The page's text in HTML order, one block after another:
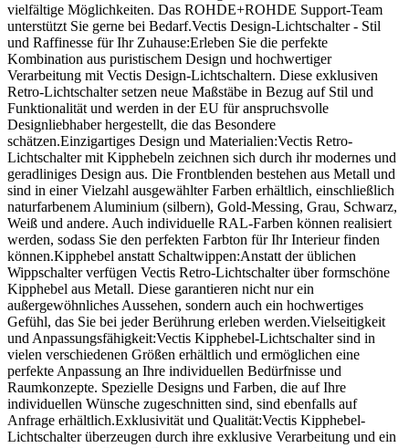
vielfältige Möglichkeiten. Das ROHDE+ROHDE Support-Team
unterstützt Sie gerne bei Bedarf.Vectis Design-Lichtschalter - Stil
und Raffinesse für Ihr Zuhause:Erleben Sie die perfekte
Kombination aus puristischem Design und hochwertiger
Verarbeitung mit Vectis Design-Lichtschaltern. Diese exklusiven
Retro-Lichtschalter setzen neue Maßstäbe in Bezug auf Stil und
Funktionalität und werden in der EU für anspruchsvolle
Designliebhaber hergestellt, die das Besondere
schätzen.Einzigartiges Design und Materialien:Vectis Retro-
Lichtschalter mit Kipphebeln zeichnen sich durch ihr modernes und
geradliniges Design aus. Die Frontblenden bestehen aus Metall und
sind in einer Vielzahl ausgewählter Farben erhältlich, einschließlich
naturfarbenem Aluminium (silbern), Gold-Messing, Grau, Schwarz,
Weiß und andere. Auch individuelle RAL-Farben können realisiert
werden, sodass Sie den perfekten Farbton für Ihr Interieur finden
können.Kipphebel anstatt Schaltwippen:Anstatt der üblichen
Wippschalter verfügen Vectis Retro-Lichtschalter über formschöne
Kipphebel aus Metall. Diese garantieren nicht nur ein
außergewöhnliches Aussehen, sondern auch ein hochwertiges
Gefühl, das Sie bei jeder Berührung erleben werden.Vielseitigkeit
und Anpassungsfähigkeit:Vectis Kipphebel-Lichtschalter sind in
vielen verschiedenen Größen erhältlich und ermöglichen eine
perfekte Anpassung an Ihre individuellen Bedürfnisse und
Raumkonzepte. Spezielle Designs und Farben, die auf Ihre
individuellen Wünsche zugeschnitten sind, sind ebenfalls auf
Anfrage erhältlich.Exklusivität und Qualität:Vectis Kipphebel-
Lichtschalter überzeugen durch ihre exklusive Verarbeitung und ein